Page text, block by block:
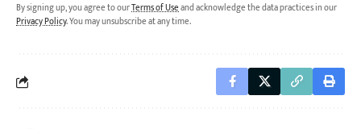
By signing up, you agree to ourTerms of Useand acknowledge the data practices in our
Privacy Policy. You may unsubscribe at any time.